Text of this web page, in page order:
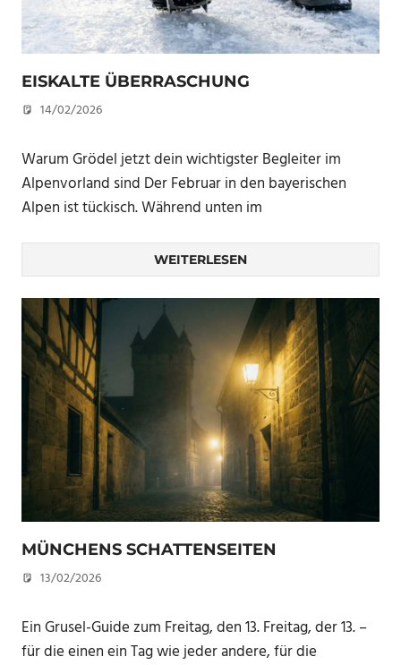
EISKALTE ÜBERRASCHUNG
14/02/2026
Warum Grödel jetzt dein wichtigster Begleiter im
Alpenvorland sind Der Februar in den bayerischen
Alpen ist tückisch. Während unten im
WEITERLESEN
MÜNCHENS SCHATTENSEITEN
13/02/2026
Ein Grusel-Guide zum Freitag, den 13. Freitag, der 13. –
für die einen ein Tag wie jeder andere, für die